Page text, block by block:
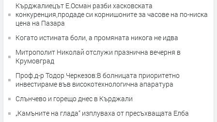
Кърджалиецът Е.Осман разби хасковската
конкуренция,продаде си корнишоните за часове на по-ниска
цена на Пазара
Когато истината боли, а промяната никога не идва
Митрополит Николай отслужи празнична вечерня в
Крумовград
Проф.д-р Тодор Черкезов:В болницата приоритетно
инвестираме във високотехнологична апаратура
Слънчево и горещо днес в Кърджали
„Камъните на глада“ изплуваха от пресъхващата Елба